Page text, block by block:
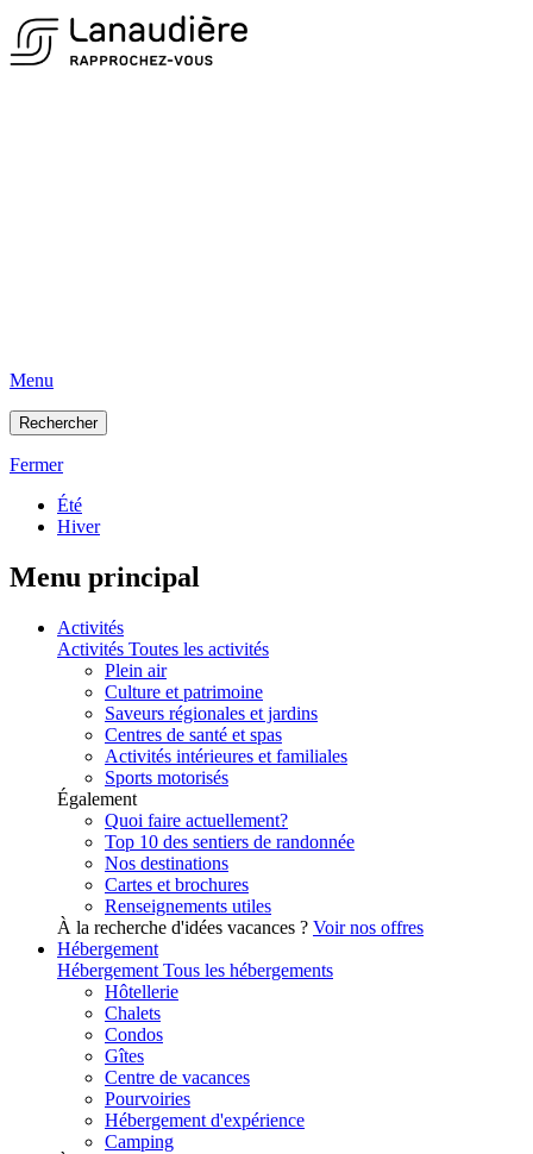
Menu
Rechercher
Fermer
Été
Hiver
Menu principal
Activités
Activités Toutes les activités
Plein air
Culture et patrimoine
Saveurs régionales et jardins
Centres de santé et spas
Activités intérieures et familiales
Sports motorisés
Également
Quoi faire actuellement?
Top 10 des sentiers de randonnée
Nos destinations
Cartes et brochures
Renseignements utiles
À la recherche d'idées vacances ? Voir nos offres
Hébergement
Hébergement Tous les hébergements
Hôtellerie
Chalets
Condos
Gîtes
Centre de vacances
Pourvoiries
Hébergement d'expérience
Camping